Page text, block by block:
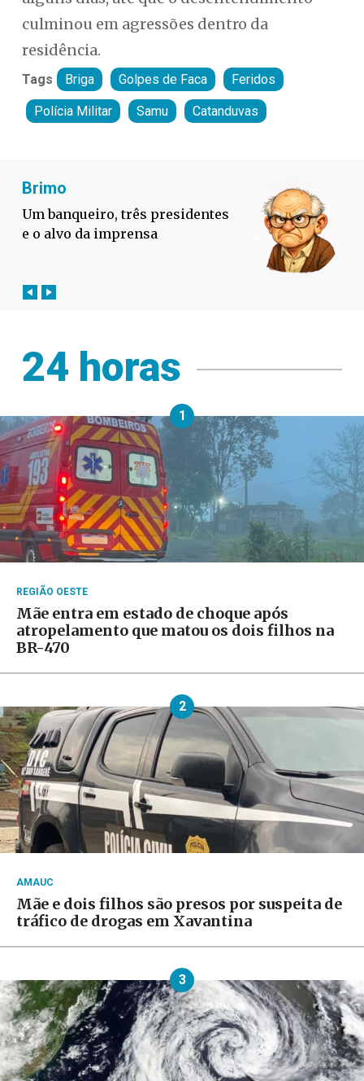
culminou em agressões dentro da
residência.
Tags Briga Golpes de Faca Feridos
Polícia Militar Samu Catanduvas
Fabiano Bordignon
Defesa Civil lança campanha
contra o El Niño em SC
24 horas
1
REGIÃO OESTE
Mãe entra em estado de choque após
atropelamento que matou os dois filhos na
BR-470
2
AMAUC
Mãe e dois filhos são presos por suspeita de
tráfico de drogas em Xavantina
3